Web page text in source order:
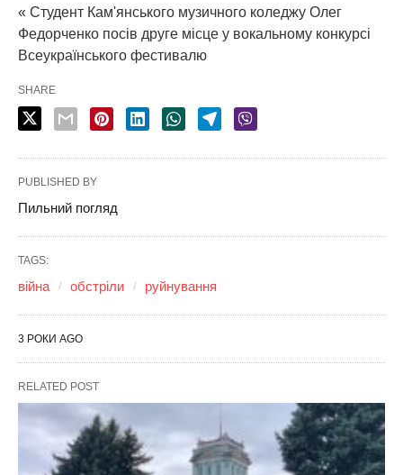
« Студент Кам'янського музичного коледжу Олег
Федорченко посів друге місце у вокальному конкурсі
Всеукраїнського фестивалю
SHARE
PUBLISHED BY
Пильний погляд
TAGS:
війна обстріли руйнування
3 РОКИ AGO
RELATED POST